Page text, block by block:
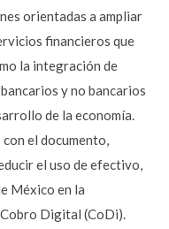
orientadas a ampliar
financieros que
la integración de
y no bancarios
de la economía.
con el documento,
el uso de efectivo,
México en la
Digital (CoDi).